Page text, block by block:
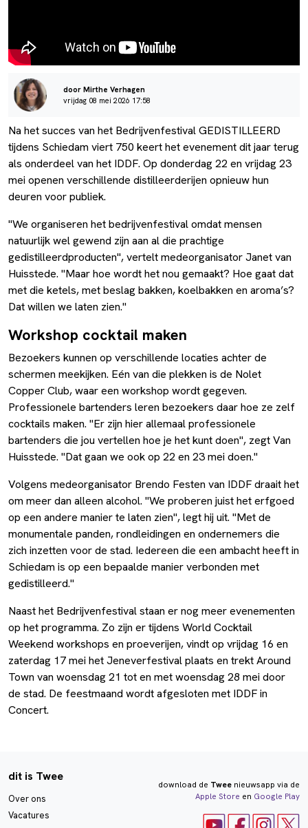
door Mirthe Verhagen
vrijdag 08 mei 2026 17:58
Na het succes van het Bedrijvenfestival GEDISTILLEERD
tijdens Schiedam viert 750 keert het evenement dit jaar terug
als onderdeel van het IDDF. Op donderdag 22 en vrijdag 23
mei openen verschillende distilleerderijen opnieuw hun
deuren voor publiek.
"We organiseren het bedrijvenfestival omdat mensen
natuurlijk wel gewend zijn aan al die prachtige
gedistilleerdproducten", vertelt medeorganisator Janet van
Huisstede. "Maar hoe wordt het nou gemaakt? Hoe gaat dat
met die ketels, met beslag bakken, koelbakken en aroma’s?
Dat willen we laten zien."
Workshop cocktail maken
Bezoekers kunnen op verschillende locaties achter de
schermen meekijken. Eén van die plekken is de Nolet
Copper Club, waar een workshop wordt gegeven.
Professionele bartenders leren bezoekers daar hoe ze zelf
cocktails maken. "Er zijn hier allemaal professionele
bartenders die jou vertellen hoe je het kunt doen", zegt Van
Huisstede. "Dat gaan we ook op 22 en 23 mei doen."
Volgens medeorganisator Brendo Festen van IDDF draait het
om meer dan alleen alcohol. "We proberen juist het erfgoed
op een andere manier te laten zien", legt hij uit. "Met de
monumentale panden, rondleidingen en ondernemers die
zich inzetten voor de stad. Iedereen die een ambacht heeft in
Schiedam is op een bepaalde manier verbonden met
gedistilleerd."
Naast het Bedrijvenfestival staan er nog meer evenementen
op het programma. Zo zijn er tijdens World Cocktail
Weekend workshops en proeverijen, vindt op vrijdag 16 en
zaterdag 17 mei het Jeneverfestival plaats en trekt Around
Town van woensdag 21 tot en met woensdag 28 mei door
de stad. De feestmaand wordt afgesloten met IDDF in
Concert.
dit is Twee
Over ons
Vacatures
download de Tweenieuwsapp via de
Apple Store en Google Play